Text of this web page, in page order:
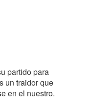
partido para
un traidor que
en el nuestro.